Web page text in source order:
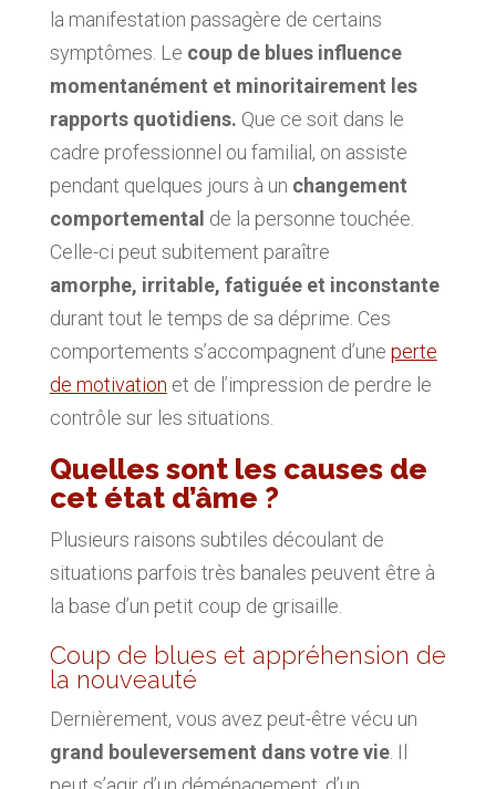
la manifestation passagère de certains
symptômes. Le coup de blues influence
momentanément et minoritairement les
rapports quotidiens. Que ce soit dans le
cadre professionnel ou familial, on assiste
pendant quelques jours à un changement
comportemental de la personne touchée.
Celle-ci peut subitement paraître
amorphe, irritable, fatiguée et inconstante
durant tout le temps de sa déprime. Ces
comportements s’accompagnent d’une perte
de motivation et de l’impression de perdre le
contrôle sur les situations.
Quelles sont les causes de
cet état d’âme ?
Plusieurs raisons subtiles découlant de
situations parfois très banales peuvent être à
la base d’un petit coup de grisaille.
Coup de blues et appréhension de
la nouveauté
Dernièrement, vous avez peut-être vécu un
grand bouleversement dans votre vie. Il